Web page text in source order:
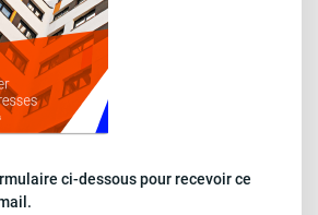
ci-dessous pour recevoir ce